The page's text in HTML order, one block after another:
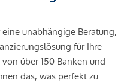
unabhängige Beratung,
für Ihre
über 150 Banken und
das, was perfekt zu